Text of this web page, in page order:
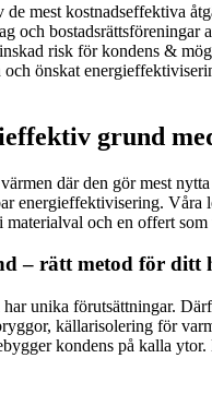
mest kostnadseffektiva
och
risk för kondens &
önskat
grund
där den gör mest
energieffektivisering.
materialval och en offert
– rätt metod för ditt
unika förutsättningar.
källarisolering för
kondens på kalla